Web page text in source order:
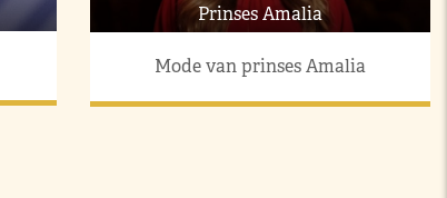
Prinses Amalia
Mode van prinses Amalia